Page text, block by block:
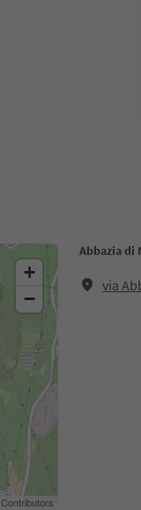
Abbazia di
via
+
−
Contributors